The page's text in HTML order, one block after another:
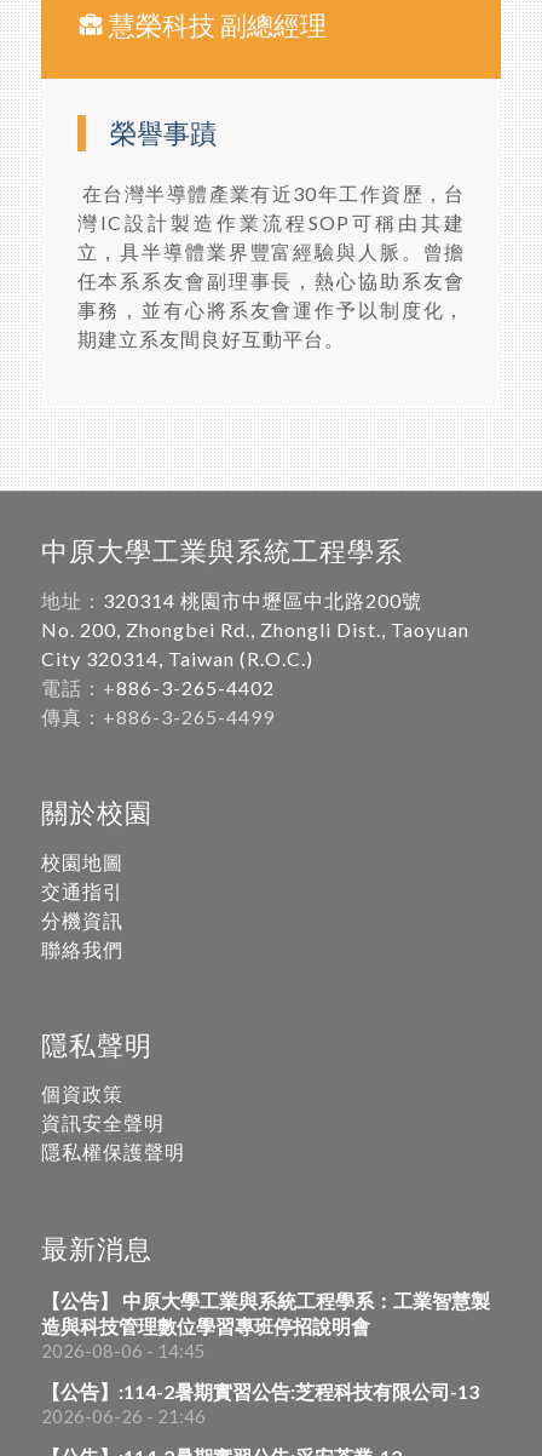
慧榮科技 副總經理
榮譽事蹟
在台灣半導體產業有近30年工作資歷，台
灣IC設計製造作業流程SOP可稱由其建
立，具半導體業界豐富經驗與人脈。曾擔
任本系系友會副理事長，熱心協助系友會
事務，並有心將系友會運作予以制度化，
期建立系友間良好互動平台。
中原大學工業與系統工程學系
地址： 320314 桃園市中壢區中北路200號
No. 200, Zhongbei Rd., Zhongli Dist., Taoyuan
City 320314, Taiwan (R.O.C.)
電話：+886-3-265-4402
傳真：+886-3-265-4499
關於校園
校園地圖
交通指引
分機資訊
聯絡我們
隱私聲明
個資政策
資訊安全聲明
隱私權保護聲明
最新消息
【公告】 中原大學工業與系統工程學系：工業智慧製
造與科技管理數位學習專班停招說明會
2026-08-06 - 14:45
【公告】:114-2暑期實習公告:芝程科技有限公司-13
2026-06-26 - 21:46